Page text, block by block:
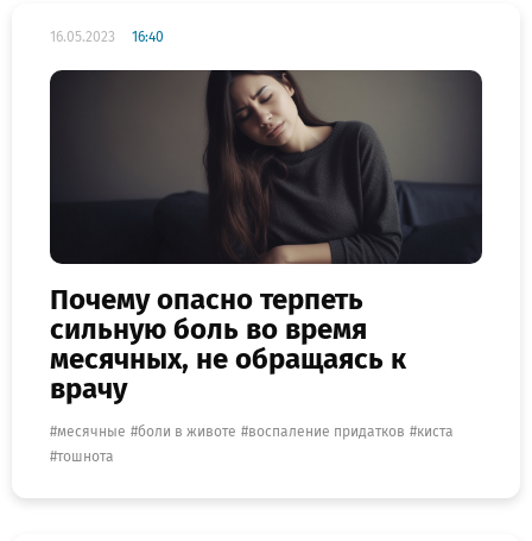
16.05.2023 16:40
Почему опасно терпеть
сильную боль во время
месячных, не обращаясь к
врачу
месячные боли в животе воспаление придатков
киста
тошнота